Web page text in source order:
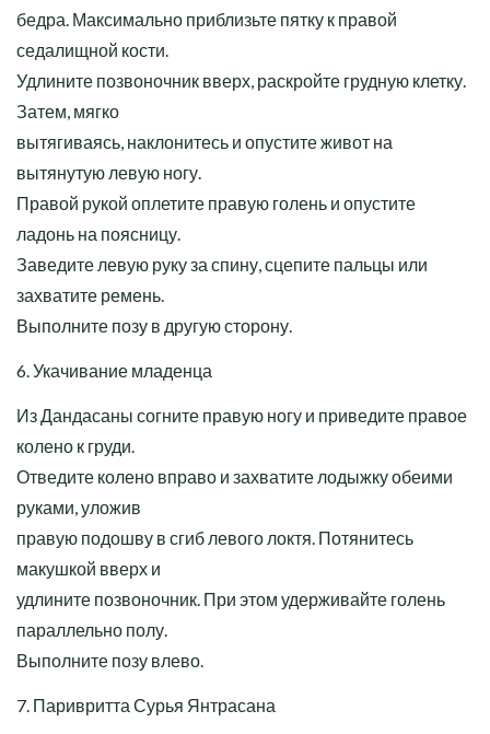
бедра. Максимально приблизьте пятку к правой
седалищной кости.
Удлините позвоночник вверх, раскройте грудную клетку.
Затем, мягко
вытягиваясь, наклонитесь и опустите живот на
вытянутую левую ногу.
Правой рукой оплетите правую голень и опустите
ладонь на поясницу.
Заведите левую руку за спину, сцепите пальцы или
захватите ремень.
Выполните позу в другую сторону.
6. Укачивание младенца
Из Дандасаны согните правую ногу и приведите правое
колено к груди.
Отведите колено вправо и захватите лодыжку обеими
руками, уложив
правую подошву в сгиб левого локтя. Потянитесь
макушкой вверх и
удлините позвоночник. При этом удерживайте голень
параллельно полу.
Выполните позу влево.
7. Паривритта Сурья Янтрасана